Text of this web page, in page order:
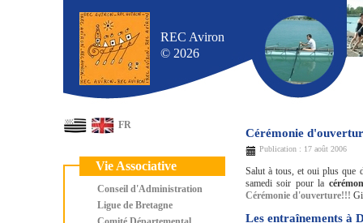
REC Aviron
© 2026
Cérémonie
Publication : 17 août 2006
Salut à tous, et oui plus que
samedi soir pour la
Cérémonie d'ouverture!!!
Les entraînements à
FR
Vie Associative
Conseil d'Administration
Ligue de Bretagne